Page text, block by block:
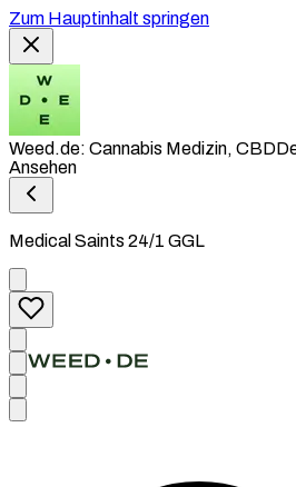
Zum Hauptinhalt springen
Weed.de: Cannabis Medizin, CBD
Ansehen
Medical Saints 24/1 GGL